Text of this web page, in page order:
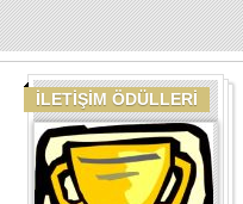
İLETİŞİM ÖDÜLLERİ